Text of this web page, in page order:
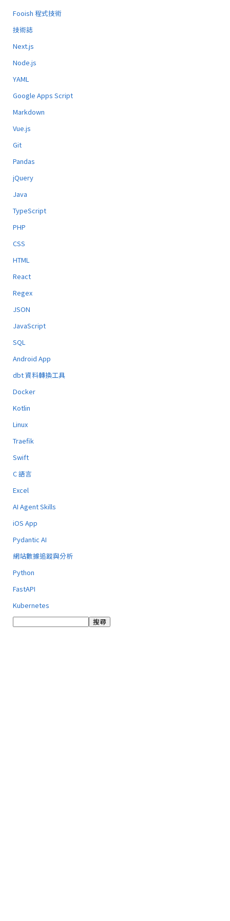
Fooish 程式技術
技術誌
Next.js
Node.js
YAML
Google Apps Script
Markdown
Vue.js
Git
Pandas
jQuery
Java
TypeScript
PHP
CSS
HTML
React
Regex
JSON
JavaScript
SQL
Android App
dbt 資料轉換工具
Docker
Kotlin
Linux
Traefik
Swift
C 語言
Excel
AI Agent Skills
iOS App
Pydantic AI
網站數據追蹤與分析
Python
FastAPI
Kubernetes